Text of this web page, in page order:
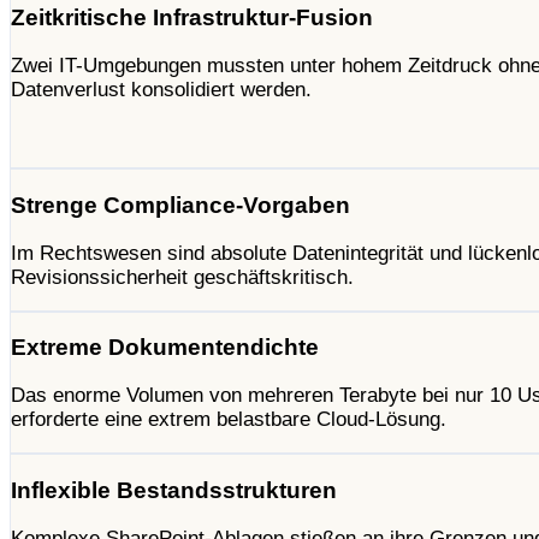
Zeitkritische Infrastruktur-Fusion
Zwei IT-Umgebungen mussten unter hohem Zeitdruck
Datenverlust konsolidiert werden.
Strenge Compliance-Vorgaben
Im Rechtswesen sind absolute Datenintegrität und
Revisionssicherheit geschäftskritisch.
Extreme Dokumentendichte
Das enorme Volumen von mehreren Terabyte bei nur 10
erforderte eine extrem belastbare Cloud-Lösung.
Inflexible Bestandsstrukturen